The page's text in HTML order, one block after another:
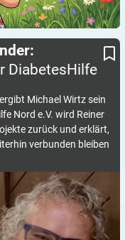
Nord e.V.
DiabetesHilfe
Michael Wirtz sein
Nord e.V. wird Reiner
zurück und erklärt,
verbunden bleiben